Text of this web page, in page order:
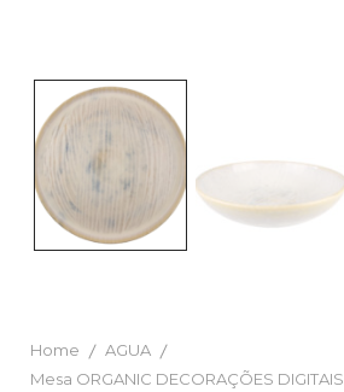
Home
AGUA
Mesa ORGANIC DECORAÇÕES DIGITAIS